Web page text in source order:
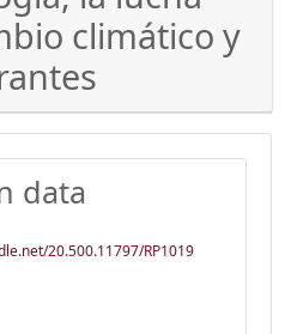
climático y
data
20.500.11797/RP1019